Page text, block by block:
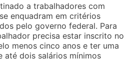
a trabalhadores com
enquadram em critérios
pelo governo federal. Para
precisa estar inscrito no
menos cinco anos e ter uma
até dois salários mínimos